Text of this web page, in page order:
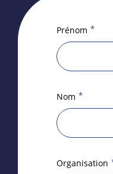
Prénom *
Nom *
Organisation